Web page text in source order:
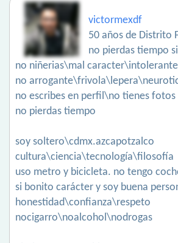
victormexdf
50 años de Distrito
no pierdas tiempo
no niñerias\mal caracter\intolerante
no
no escribes en perfil\no tienes fotos
no pierdas tiempo
soy soltero\cdmx.azcapotzalco
cultura\ciencia\tecnología\filosofía
uso metro y bicicleta. no tengo
si bonito carácter y soy buena
honestidad\confianza\respeto
nocigarro\noalcohol\nodrogas